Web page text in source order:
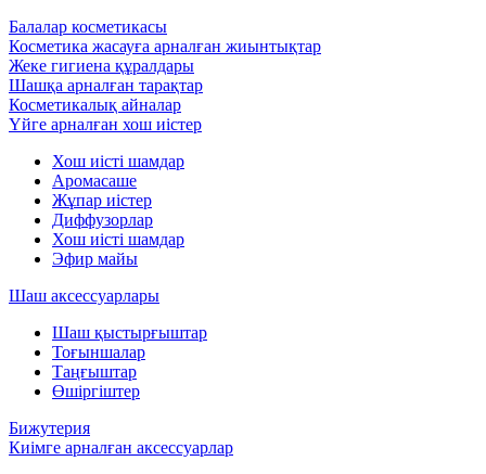
Балалар косметикасы
Косметика жасауға арналған жиынтықтар
Жеке гигиена құралдары
Шашқа арналған тарақтар
Косметикалық айналар
Үйге арналған хош иістер
Хош иісті шамдар
Аромасаше
Жұпар иістер
Диффузорлар
Хош иісті шамдар
Эфир майы
Шаш аксессуарлары
Шаш қыстырғыштар
Тоғыншалар
Таңғыштар
Өшіргіштер
Бижутерия
Киімге арналған аксессуарлар